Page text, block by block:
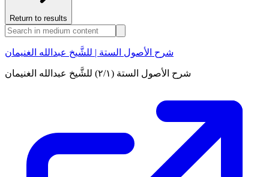
Return to results
شرح الأصول الستة | للشَّيخ عبدالله الغنيمان
شرح الأصول الستة (٢/١) للشَّيخ عبدالله الغنيمان